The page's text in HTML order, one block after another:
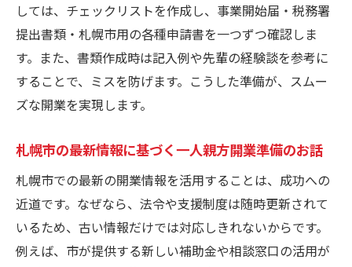
しては、チェックリストを作成し、事業開始届・税務署
提出書類・札幌市用の各種申請書を一つずつ確認しま
す。また、書類作成時は記入例や先輩の経験談を参考に
することで、ミスを防げます。こうした準備が、スムー
ズな開業を実現します。
札幌市の最新情報に基づく一人親方開業準備のお話
札幌市での最新の開業情報を活用することは、成功への
近道です。なぜなら、法令や支援制度は随時更新されて
いるため、古い情報だけでは対応しきれないからです。
例えば、市が提供する新しい補助金や相談窓口の活用が